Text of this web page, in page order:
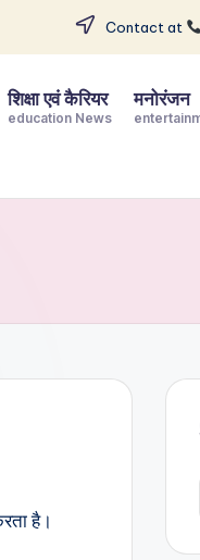
Contact at
शिक्षा एवं कैरियर
education News
मनोरंजन
है।